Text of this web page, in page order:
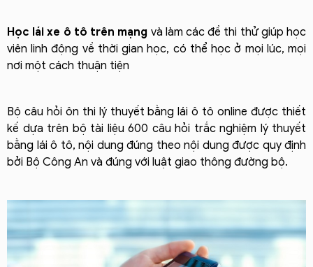
Học lái xe ô tô trên mạng và làm các đề thi thử giúp học
viên linh động về thời gian học, có thể học ở mọi lúc, mọi
nơi một cách thuận tiện
Bộ câu hỏi ôn thi lý thuyết bằng lái ô tô online được thiết
kế dựa trên bộ tài liệu 600 câu hỏi trắc nghiệm lý thuyết
bằng lái ô tô, nội dung đúng theo nội dung được quy định
bởi Bộ Công An và đúng với luật giao thông đường bộ.